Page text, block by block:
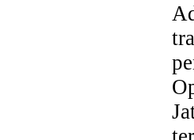
Bank Jatim Dukung Misi
HONG KONG,
Tbk (Bank Jatim) terus